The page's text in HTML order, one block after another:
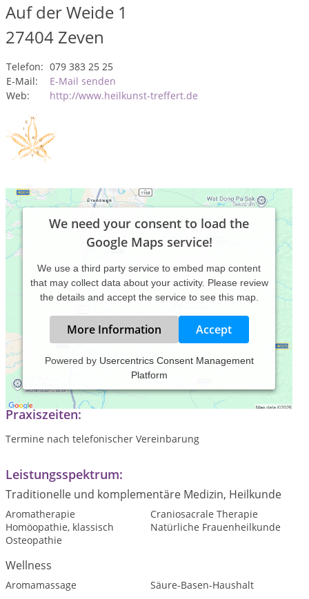
Auf der Weide 1
27404 Zeven
Telefon: 079 383 25 25
E-Mail:
E-Mail senden
Web:
http://www.heilkunst-treffert.de
We need your consent to load the
Google Maps service!
We use a third party service to embed map content
that may collect data about your activity. Please review
the details and accept the service to see this map.
More Information Accept
Powered by Usercentrics Consent Management
Platform
Heilkunst Barbara Treffert Heilpraktikerin & Apothekerin
Praxiszeiten:
Termine nach telefonischer Vereinbarung
Leistungsspektrum:
Traditionelle und komplementäre Medizin, Heilkunde
Aromatherapie
Craniosacrale Therapie
Homöopathie, klassisch
Natürliche Frauenheilkunde
Osteopathie
Wellness
Aromamassage Säure-Basen-Haushalt